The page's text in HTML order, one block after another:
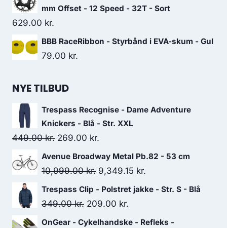
mm Offset - 12 Speed - 32T - Sort
629.00 kr.
BBB RaceRibbon - Styrbånd i EVA-skum - Gul
79.00 kr.
NYE TILBUD
Trespass Recognise - Dame Adventure
Knickers - Blå - Str. XXL
449.00kr. Original
price
was:
269.00 kr.
price
is:
Avenue Broadway Metal Pb.82 - 53 cm
10,999.00kr. Original
price
was:
9,349.15 kr.
price
Trespass Clip - Polstret jakke - Str. S - Blå
349.00kr. Original
price
209.00 kr.
price
OnGear - Cykelhandske - Refleks -